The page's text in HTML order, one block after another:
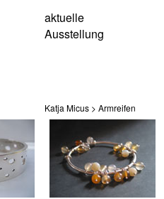
aktuelle
Ausstellung
Katja Micus > Armreifen